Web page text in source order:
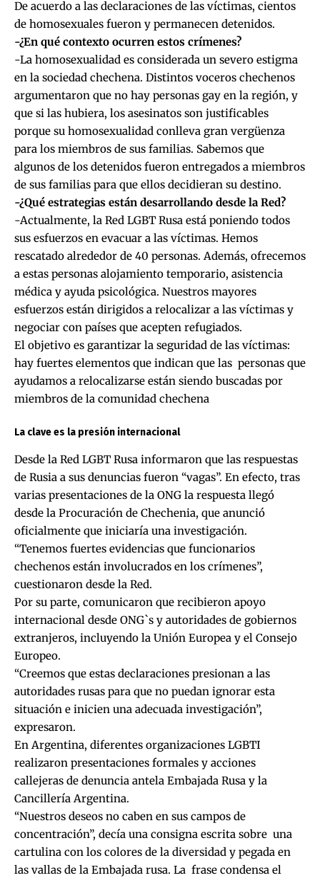
De acuerdo a las declaraciones de las víctimas, cientos
de homosexuales fueron y permanecen detenidos.
-¿En qué contexto ocurren estos crímenes?
-La homosexualidad es considerada un severo estigma
en la sociedad chechena. Distintos voceros chechenos
argumentaron que no hay personas gay en la región, y
que si las hubiera, los asesinatos son justificables
porque su homosexualidad conlleva gran vergüenza
para los miembros de sus familias. Sabemos que
algunos de los detenidos fueron entregados a miembros
de sus familias para que ellos decidieran su destino.
-¿Qué estrategias están desarrollando desde la Red?
-Actualmente, la Red LGBT Rusa está poniendo todos
sus esfuerzos en evacuar a las víctimas. Hemos
rescatado alrededor de 40 personas. Además, ofrecemos
a estas personas alojamiento temporario, asistencia
médica y ayuda psicológica. Nuestros mayores
esfuerzos están dirigidos a relocalizar a las víctimas y
negociar con países que acepten refugiados.
El objetivo es garantizar la seguridad de las víctimas:
hay fuertes elementos que indican que las personas que
ayudamos a relocalizarse están siendo buscadas por
miembros de la comunidad chechena
La clave es la presión internacional
Desde la Red LGBT Rusa informaron que las respuestas
de Rusia a sus denuncias fueron “vagas”. En efecto, tras
varias presentaciones de la ONG la respuesta llegó
desde la Procuración de Chechenia, que anunció
oficialmente que iniciaría una investigación.
“Tenemos fuertes evidencias que funcionarios
chechenos están involucrados en los crímenes”,
cuestionaron desde la Red.
Por su parte, comunicaron que recibieron apoyo
internacional desde ONG`s y autoridades de gobiernos
extranjeros, incluyendo la Unión Europea y el Consejo
Europeo.
“Creemos que estas declaraciones presionan a las
autoridades rusas para que no puedan ignorar esta
situación e inicien una adecuada investigación”,
expresaron.
En Argentina, diferentes organizaciones LGBTI
realizaron presentaciones formales y acciones
callejeras de denuncia antela Embajada Rusa y la
Cancillería Argentina.
“Nuestros deseos no caben en sus campos de
concentración”, decía una consigna escrita sobre una
cartulina con los colores de la diversidad y pegada en
las vallas de la Embajada rusa. La frase condensa el